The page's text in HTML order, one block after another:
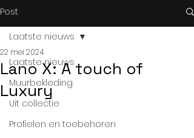
Post
Laatste nieuws
Muurbekleding
Uit collectie
Profielen en toebehoren
Laatste nieuws
Lano X: A touch of
Luxury
22 mei 2024